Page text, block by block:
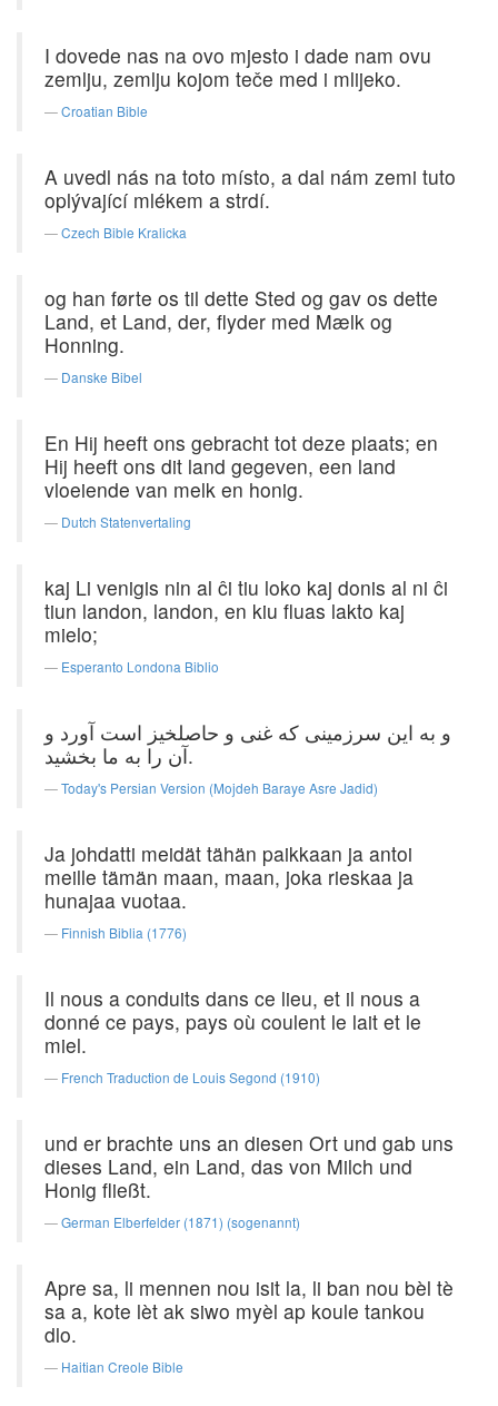
I dovede nas na ovo mjesto i dade nam ovu
zemlju, zemlju kojom teče med i mlijeko.
Croatian Bible
A uvedl nás na toto místo, a dal nám zemi tuto
oplývající mlékem a strdí.
Czech Bible Kralicka
og han førte os til dette Sted og gav os dette
Land, et Land, der, flyder med Mælk og
Honning.
Danske Bibel
En Hij heeft ons gebracht tot deze plaats; en
Hij heeft ons dit land gegeven, een land
vloeiende van melk en honig.
Dutch Statenvertaling
kaj Li venigis nin al ĉi tiu loko kaj donis al ni ĉi
tiun landon, landon, en kiu fluas lakto kaj
mielo;
Esperanto Londona Biblio
و به این سرزمینی که غنی و حاصلخیز است آورد و
آن را به ما بخشید.
Today's Persian Version (Mojdeh Baraye Asre Jadid)
Ja johdatti meidät tähän paikkaan ja antoi
meille tämän maan, maan, joka rieskaa ja
hunajaa vuotaa.
Finnish Biblia (1776)
Il nous a conduits dans ce lieu, et il nous a
donné ce pays, pays où coulent le lait et le
miel.
French Traduction de Louis Segond (1910)
und er brachte uns an diesen Ort und gab uns
dieses Land, ein Land, das von Milch und
Honig fließt.
German Elberfelder (1871) (sogenannt)
Apre sa, li mennen nou isit la, li ban nou bèl tè
sa a, kote lèt ak siwo myèl ap koule tankou
dlo.
Haitian Creole Bible